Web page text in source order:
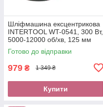
Шліфмашина ексцентрикова
INTERTOOL WT-0541, 300 Вт,
5000-12000 об/хв, 125 мм
Готово до відправки
979 ₴ 1 349 ₴
Купити